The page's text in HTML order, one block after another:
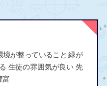
境が整っていること 緑が
生徒の雰囲気が良い 先
富